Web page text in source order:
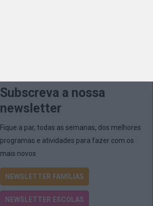
Subscreva a nossa
newsletter
Fique a par, todas as semanas, dos melhores
programas e atividades para fazer com os
mais novos
NEWSLETTER FAMÍLIAS
NEWSLETTER ESCOLAS